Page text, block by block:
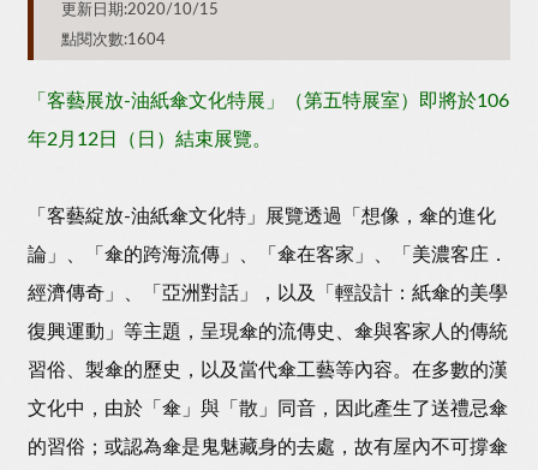
更新日期:2020/10/15
點閱次數:1604
「客藝展放-油紙傘文化特展」（第五特展室）即將於106
年2月12日（日）結束展覽。
「客藝綻放-油紙傘文化特」展覽透過「想像，傘的進化
論」、「傘的跨海流傳」、「傘在客家」、「美濃客庄．
經濟傳奇」、「亞洲對話」，以及「輕設計：紙傘的美學
復興運動」等主題，呈現傘的流傳史、傘與客家人的傳統
習俗、製傘的歷史，以及當代傘工藝等內容。在多數的漢
文化中，由於「傘」與「散」同音，因此產生了送禮忌傘
的習俗；或認為傘是鬼魅藏身的去處，故有屋內不可撐傘